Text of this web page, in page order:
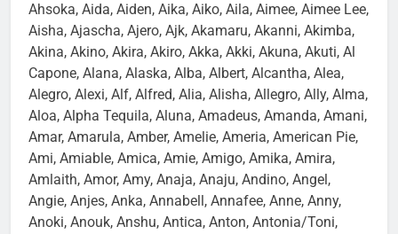
Ahsoka, Aida, Aiden, Aika, Aiko, Aila, Aimee, Aimee Lee,
Aisha, Ajascha, Ajero, Ajk, Akamaru, Akanni, Akimba,
Akina, Akino, Akira, Akiro, Akka, Akki, Akuna, Akuti, Al
Capone, Alana, Alaska, Alba, Albert, Alcantha, Alea,
Alegro, Alexi, Alf, Alfred, Alia, Alisha, Allegro, Ally, Alma,
Aloa, Alpha Tequila, Aluna, Amadeus, Amanda, Amani,
Amar, Amarula, Amber, Amelie, Ameria, American Pie,
Ami, Amiable, Amica, Amie, Amigo, Amika, Amira,
Amlaith, Amor, Amy, Anaja, Anaju, Andino, Angel,
Angie, Anjes, Anka, Annabell, Annafee, Anne, Anny,
Anoki, Anouk, Anshu, Antica, Anton, Antonia/Toni,